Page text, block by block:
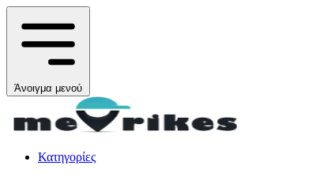
Άνοιγμα μενού
Κατηγορίες